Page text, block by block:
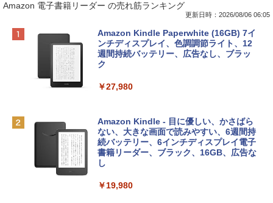
Apple 2026 MacBook Neo A18 Proチッ
プ搭載13インチノートブック：AIとAppl
e Intelligenceのために設計、Liquid Ret
inaディスプレイ、8GBユニファイドメモ
eTime HDカメラ、Touch ID - インディ
￥137,800
tomtoc 360°保護 15.6 16インチ パソコ
ンケース Dell NEC Lavie ASUS HP dyna
Xbox プリペイドカード 10,000円 デジタ
ルコード 【旧 Xbox ギフトカード】 [オ
ンラインコード]
定バーチャルアイテムを含む】 【オンラ
インゲームコード】 ロブロックス | オン
ラインコード版
￥1,300
生成AIパスポート公式テキスト 第４版
￥1,766
出す プロンプトの言葉 AI画像生成シリー
ズ (はぴーイラストLabo)
￥99
ClaudeCode いちばんやさしい 教科書:
Amazon 電子書籍リーダー の売れ筋ランキング
更新日時：2026/08/06 06:05
Amazon Kindle Paperwhite (16GB) 7イ
ンチディスプレイ、色調調節ライト、12
週間持続バッテリー、広告なし、ブラッ
ク
￥27,980
Amazon Kindle - 目に優しい、かさばら
ない、大きな画面で読みやすい、6週間持
続バッテリー、6インチディスプレイ電子
書籍リーダー、ブラック、16GB、広告な
し
￥19,980